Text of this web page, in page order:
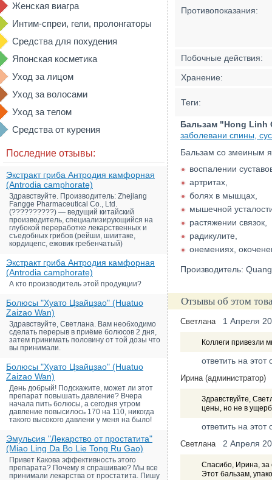
Женская виагра
Интим-спреи, гели, пролонгаторы
Средства для похудения
Японская косметика
Уход за лицом
Уход за волосами
Уход за телом
Средства от курения
Последние отзывы:
Экстракт гриба Антродия камфорная
(Antrodia camphorate)
Здравствуйте. Производитель: Zhejiang
Fangge Pharmaceutical Co., Ltd.
(??????????) — ведущий китайский
производитель, специализирующийся на
глубокой переработке лекарственных и
съедобных грибов (рейши, шиитаке,
кордицепс, ежовик гребенчатый)
Экстракт гриба Антродия камфорная
(Antrodia camphorate)
А кто производитель этой продукции?
Болюсы "Хуато Цзайцзао" (Huatuo
Zaizao Wan)
Здравствуйте, Светлана. Вам необходимо
сделать перерыв в приёме болюсов 2 дня,
затем принимать половину от той дозы что
вы принимали.
Болюсы "Хуато Цзайцзао" (Huatuo
Zaizao Wan)
День добрый! Подскажите, может ли этот
препарат повышать давление? Вчера
начала пить болюсы, а сегодня утром
давление повысилось 170 на 110, никогда
такого высокого давлени у меня на было!
Эмульсия "Лекарство от простатита"
(Miao Ling Da Bo Lie Tong Ru Gao)
Привет Какова эффективность этого
препарата? Почему я спрашиваю? Мы все
принимали лекарства от простатита. Пишу
Противопоказания:
Побочные действия:
Хранение:
Теги:
Бальзам "Hong Linh
заболевани спины,
Бальзам со змеиным
воспалении
артритах,
болях в мышцах,
мышечной
растяжении связок,
радикулите,
онемениях,
Производитель:
Отзывы об этом
Светлана 1 Апреля
Коллеги привезли
ответить на этот
Ирина (администратор)
Здравствуйте,
цены, но не в ущерб
ответить на этот
Светлана 2 Апреля
Спасибо, Ирина, за
Этот бальзам,